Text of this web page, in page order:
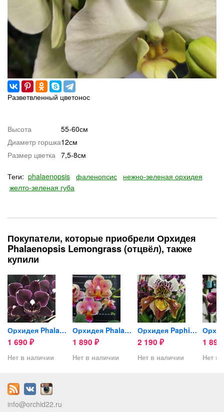
Разветвленный цветонос
Высота
55-60см
Диаметр горшка12см
Размер цветка 7,5-8см
Теги: phalaenopsis фаленопсис
нежно-зеленая орхидея
желто-зеленая губа
Покупатели, которые приобрели Орхидея
Phalaenopsis Lemongrass (отцвёл), также
купили
Орхидея Phalaenopsis Miki...
1 690 ₽
Нет в наличии
Орхидея Phalaenopsis Jc Red...
1 890 ₽
Нет в наличии
Орхидея Paphiopedilum hybrid
2 190 ₽
Нет в наличии
1 890
Нет в
info@orchid22.ru